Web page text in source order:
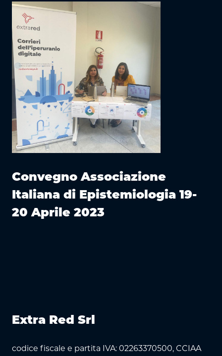
Convegno Associazione
Italiana di Epistemiologia 19-
20 Aprile 2023
Extra Red Srl
codice fiscale e partita IVA: 02263370500, CCIAA